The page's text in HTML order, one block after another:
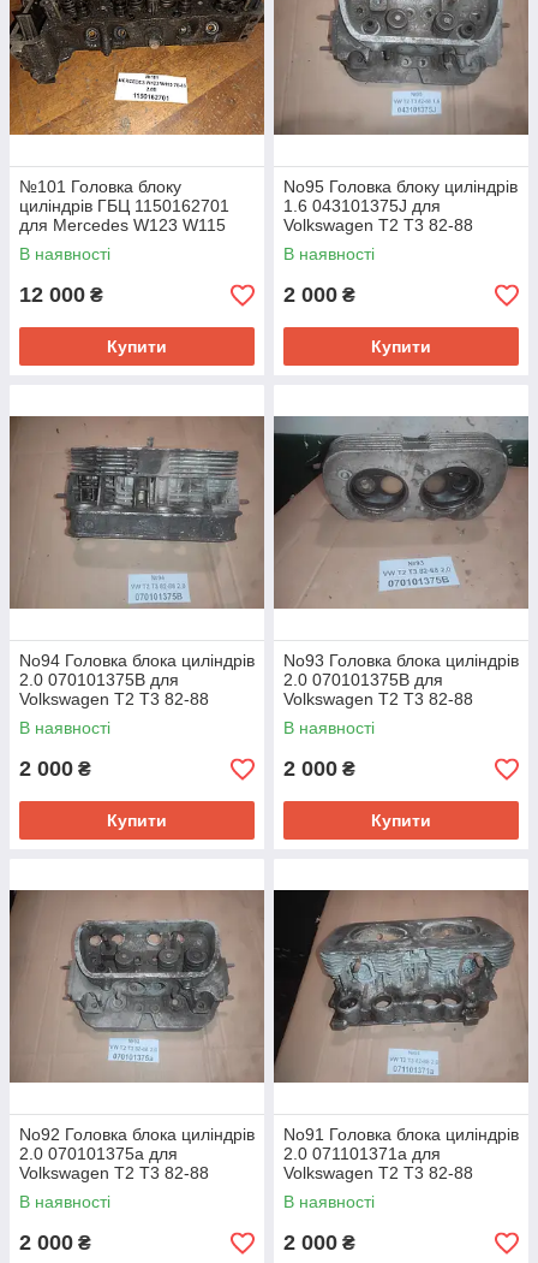
№101 Головка блоку
циліндрів ГБЦ 1150162701
для Mercedes W123 W115
2.0B 78-85
В наявності
12 000 ₴
Купити
No95 Головка блоку циліндрів
1.6 043101375J для
Volkswagen T2 T3 82-88
В наявності
2 000 ₴
Купити
No94 Головка блока циліндрів
2.0 070101375B для
Volkswagen T2 T3 82-88
В наявності
2 000 ₴
Купити
No93 Головка блока циліндрів
2.0 070101375B для
Volkswagen T2 T3 82-88
В наявності
2 000 ₴
Купити
No92 Головка блока циліндрів
2.0 070101375a для
Volkswagen T2 T3 82-88
В наявності
2 000 ₴
No91 Головка блока циліндрів
2.0 071101371a для
Volkswagen T2 T3 82-88
В наявності
2 000 ₴